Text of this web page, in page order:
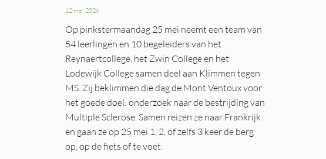
12 mei 2026
Op pinkstermaandag 25 mei neemt een team van
54 leerlingen en 10 begeleiders van het
Reynaertcollege, het Zwin College en het
Lodewijk College samen deel aan Klimmen tegen
MS. Zij beklimmen die dag de Mont Ventoux voor
het goede doel: onderzoek naar de bestrijding van
Multiple Sclerose. Samen reizen ze naar Frankrijk
en gaan ze op 25 mei 1, 2, of zelfs 3 keer de berg
op, op de fiets of te voet.